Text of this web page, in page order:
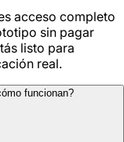
acceso completo
sin pagar
listo para
real.
funcionan?